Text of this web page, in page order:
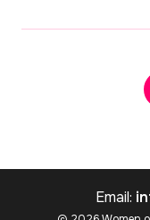
Email: